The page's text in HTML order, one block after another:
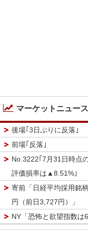
マーケットニュース
後場｢3日ぶりに反落｣
前場｢反落｣
No.3222｢7月31日時点
評価損率は▲8.51%｣
寄前「日経平均採用銘
円（前日3,727円）」
NY「恐怖と欲望指数は